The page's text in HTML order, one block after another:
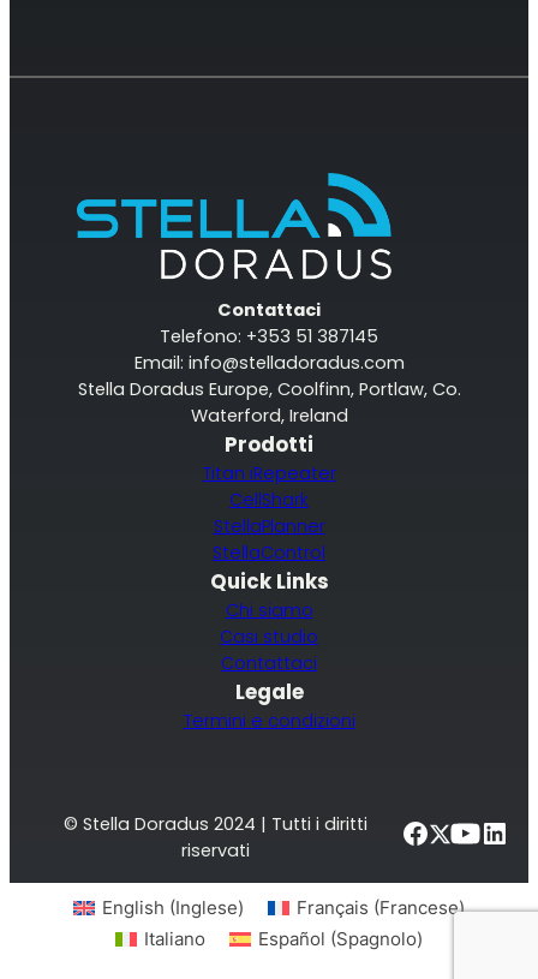
Contattaci
Telefono: +353 51 387145
Email: info@stelladoradus.com
Stella Doradus Europe, Coolfinn, Portlaw, Co.
Waterford, Ireland
Prodotti
Titan iRepeater
CellShark
StellaPlanner
StellaControl
Quick Links
Chi siamo
Casi studio
Contattaci
Legale
Termini e condizioni
© Stella Doradus 2024 | Tutti i diritti
riservati
English (Inglese) Français (Francese)
Italiano
Español (Spagnolo)